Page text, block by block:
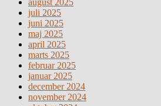
juli 2025
juni 2025
maj 2025
april 2025
marts 2025
februar 2025
januar 2025
december 2024
november 2024